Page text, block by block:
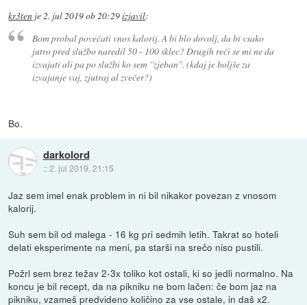
kr3ten je2. jul 2019 ob 20:29izjavil:
Bom probal povečati vnos kalorij. A bi blo dovolj, da bi vsako
jutro pred službo naredil 50 - 100 sklec? Drugih reči se mi ne da
izvajati ali pa po službi ko sem ''zjeban''. (kdaj je boljše za
izvajanje vaj, zjutraj al zvečer?)
Bo.
darkolord
::2. jul 2019, 21:15
Jaz sem imel enak problem in ni bil nikakor povezan z vnosom
kalorij.
Suh sem bil od malega - 16 kg pri sedmih letih. Takrat so hoteli
delati eksperimente na meni, pa starši na srečo niso pustili.
Požrl sem brez težav 2-3x toliko kot ostali, ki so jedli normalno. Na
koncu je bil recept, da na pikniku ne bom lačen: če bom jaz na
pikniku, vzameš predvideno količino za vse ostale, in daš x2.